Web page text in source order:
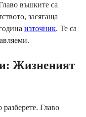
въшките са
засягаща
източник. Те са
Жизненият
Главо